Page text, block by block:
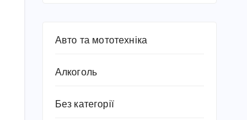
Авто та мототехніка
Алкоголь
Без категорії